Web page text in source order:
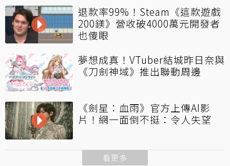
退款率99%！Steam《這款遊戲
200鎂》營收破4000萬元開發者
也傻眼
夢想成真！VTuber結城昨日奈與
《刀劍神域》推出聯動周邊
《劍星：血雨》官方上傳AI影
片！網一面倒不挺：令人失望
看更多